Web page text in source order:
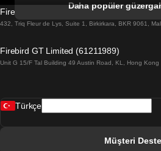
Barselona Sevilla
Belfast Dublin
Daha popüler
Firebird GT Limited (OC 1451)
432, Triq Fleur de Lys, Suite 1, Birkirkara, BKR 9061,
Firebird GT Limited (61211989)
Unit G 15/F Tal Building 49 Austin Road, KL, Hong Kong
Türkçe
Müşteri